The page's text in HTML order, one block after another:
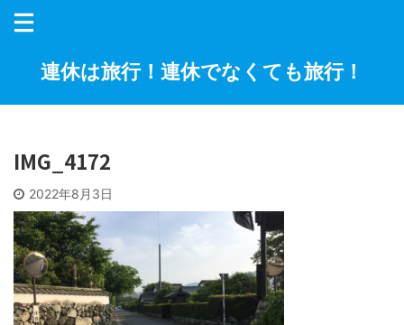
連休は旅行！連休でなくても旅行！
IMG_4172
2022年8月3日